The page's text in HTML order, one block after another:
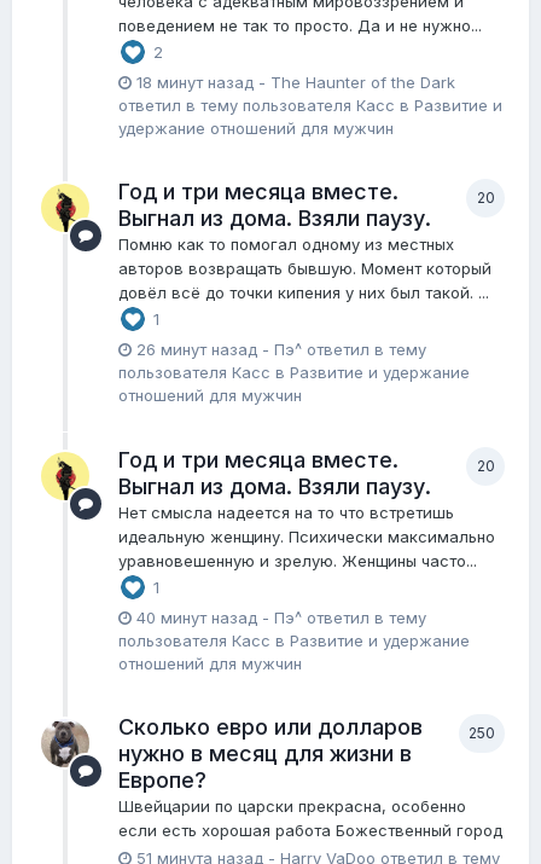
поведением не так то просто. Да и не нужно...
2
18 минут назад - The Haunter of the Dark
ответил в тему пользователя Касс в Pазвитие и
удержание отношений для мужчин
20
Год и три месяца вместе.
Выгнал из дома. Взяли паузу.
Помню как то помогал одному из местных
авторов возвращать бывшую. Момент который
довёл всё до точки кипения у них был такой. ...
1
26 минут назад - Пэ^ ответил в тему
пользователя Касс в Pазвитие и удержание
отношений для мужчин
20
Год и три месяца вместе.
Выгнал из дома. Взяли паузу.
Нет смысла надеется на то что встретишь
идеальную женщину. Психически максимально
уравновешенную и зрелую. Женщины часто...
1
40 минут назад - Пэ^ ответил в тему
пользователя Касс в Pазвитие и удержание
отношений для мужчин
250
Сколько евро или долларов
нужно в месяц для жизни в
Европе?
Швейцарии по царски прекрасна, особенно
если есть хорошая работа Божественный город
51 минута назад - Harry VaDoo ответил в тему